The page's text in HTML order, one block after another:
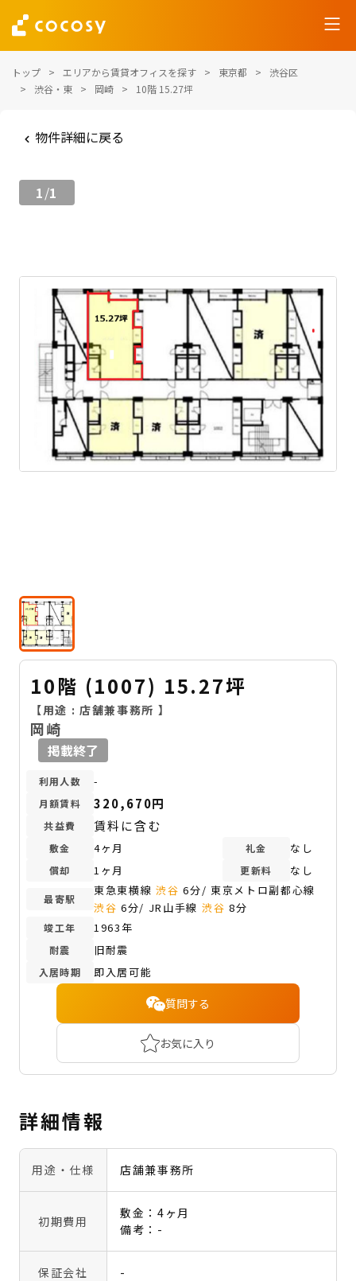
トップ エリアから賃貸オフィスを探す 東京都
渋谷区
渋谷・東
岡崎 10階 15.27坪
物件詳細に戻る
1/1
10階 (1007) 15.27坪
【用途 :店舗兼事務所 】
岡崎
掲載終了
利用人数 -
月額賃料 320,670円
共益費 賃料に含む
敷金 4ヶ月 礼金 なし
償却 1ヶ月 更新料 なし
最寄駅
東急東横線渋谷 6分/ 東京メトロ副都心線
渋谷 6分/ JR山手線 渋谷 8分
竣工年 1963年
耐震 旧耐震
入居時期 即入居可能
質問する
お気に入り
詳細情報
用途・仕様 店舗兼事務所
初期費用
敷金：4ヶ月
備考：-
保証会社 -